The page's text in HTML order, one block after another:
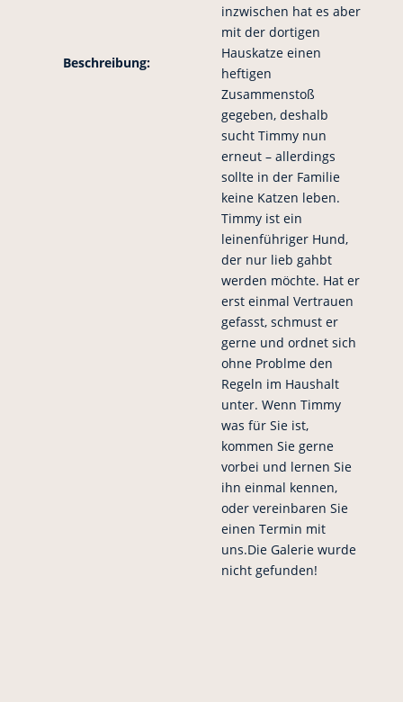
Beschreibung:
inzwischen hat es aber
mit der dortigen
Hauskatze einen
heftigen
Zusammenstoß
gegeben, deshalb
sucht Timmy nun
erneut – allerdings
sollte in der Familie
keine Katzen leben.
Timmy ist ein
leinenführiger Hund,
der nur lieb gahbt
werden möchte. Hat er
erst einmal Vertrauen
gefasst, schmust er
gerne und ordnet sich
ohne Problme den
Regeln im Haushalt
unter. Wenn Timmy
was für Sie ist,
kommen Sie gerne
vorbei und lernen Sie
ihn einmal kennen,
oder vereinbaren Sie
einen Termin mit
uns.Die Galerie wurde
nicht gefunden!